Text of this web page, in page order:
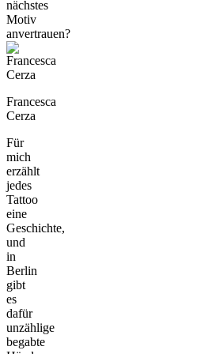
nächstes
Motiv
anvertrauen?
Francesca
Cerza
Für
mich
erzählt
jedes
Tattoo
eine
Geschichte,
und
in
Berlin
gibt
es
dafür
unzählige
begabte